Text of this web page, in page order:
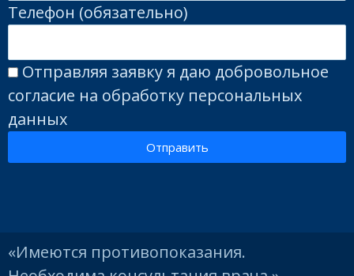
Телефон (обязательно)
Отправляя заявку я даю добровольное
согласие на обработку персональных
данных
Отправить
«Имеются противопоказания.